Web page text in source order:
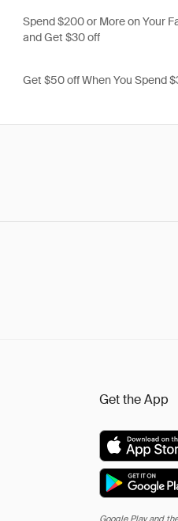
Spend $200 or More on Your
and Get $30 off
Get $50 off When You Spend
Get the App
Google Play and